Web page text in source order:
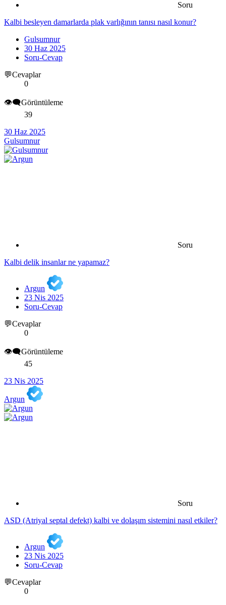
Soru
Kalbi besleyen damarlarda plak varlığının tanısı nasıl konur?
Gulsumnur
30 Haz 2025
Soru-Cevap
💬Cevaplar
0
👁️‍🗨️Görüntüleme
39
30 Haz 2025
Gulsumnur
Soru
Kalbi delik insanlar ne yapamaz?
Argun
23 Nis 2025
Soru-Cevap
💬Cevaplar
0
👁️‍🗨️Görüntüleme
45
23 Nis 2025
Argun
Soru
ASD (Atriyal septal defekt) kalbi ve dolaşım sistemini nasıl etkiler?
Argun
23 Nis 2025
Soru-Cevap
💬Cevaplar
0